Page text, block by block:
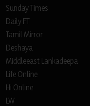
Sunday Times
Daily FT
Tamil Mirror
Deshaya
Middleeast Lankadeepa
Life Online
Hi Online
LW